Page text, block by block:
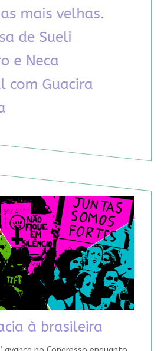
à brasileira